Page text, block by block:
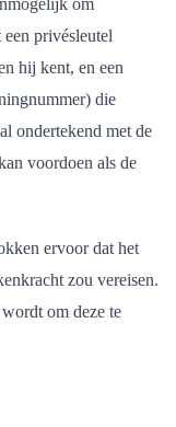
privésleutel
hij kent, en een
die
ondertekend met de
voordoen als de
ervoor dat het
zou vereisen.
om deze te